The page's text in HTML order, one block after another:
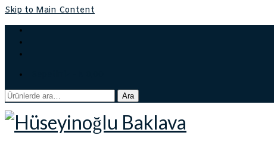
Skip to Main Content
Ara:
Ara